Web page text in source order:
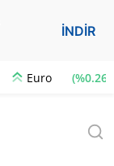
İNDİR
Euro (%0.26)